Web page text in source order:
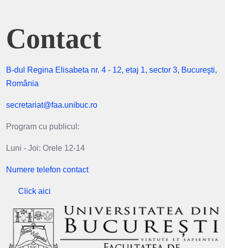
Contact
B-dul Regina Elisabeta nr. 4 - 12, etaj 1, sector 3, Bucureşti,
România
secretariat@faa.unibuc.ro
Program cu publicul:
Luni - Joi: Orele 12-14
Numere telefon contact
Click aici